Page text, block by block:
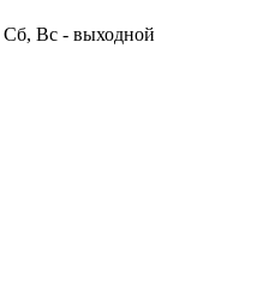
Сб, Вс - выходной